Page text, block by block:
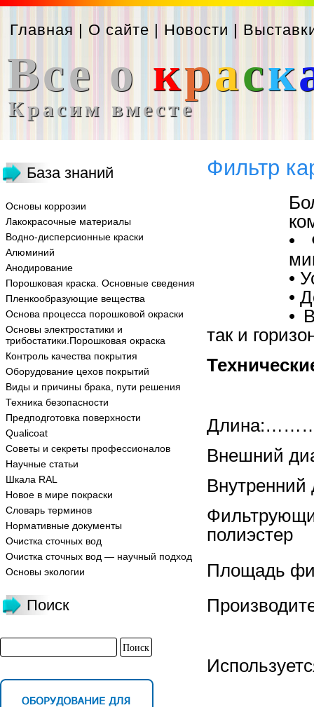
Главная | О сайте | Новости |
Все о краск
Красим вместе
База знаний
Основы коррозии
Лакокрасочные материалы
Водно-дисперсионные краски
Алюминий
Анодирование
Порошковая краска. Основные сведения
Пленкообразующие вещества
Основа процесса порошковой окраски
Основы электростатики и
трибостатики.Порошковая окраска
Контроль качества покрытия
Оборудование цехов покрытий
Виды и причины брака, пути решения
Техника безопасности
Предподготовка поверхности
Qualicoat
Советы и секреты профессионалов
Научные статьи
Шкала RAL
Новое в мире покраски
Словарь терминов
Нормативные документы
Очистка сточных вод
Очистка сточных вод — научный подход
Основы экологии
Поиск
Фильтр
•
•
•
•
так и
Внешний
полиэстер
Площадь